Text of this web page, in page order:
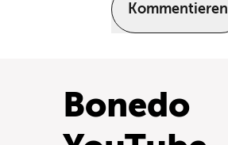
Kommentieren
Bonedo